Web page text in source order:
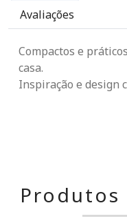
Avaliações
Compactos e
casa.
Inspiração e design
Produtos